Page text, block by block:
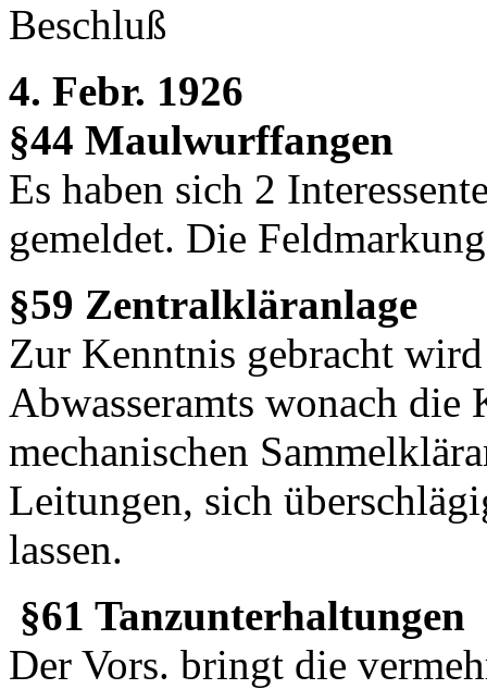
Beschluß
4. Febr. 1926
§44 Maulwurffangen
Es haben sich 2
gemeldet. Die
§59 Zentralkläranlage
Zur Kenntnis gebracht
Abwasseramts wonach
mechanischen
Leitungen, sich
lassen.
§61 Tanzunterhaltungen
Der Vors. bringt die